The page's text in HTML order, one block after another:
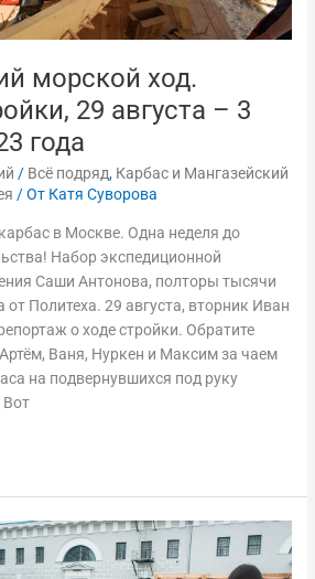
морской ход.
29 августа – 3
года
/ Всё подряд, Карбас и Мангазейский
/ От Катя Суворова
в Москве. Одна неделя до
Набор экспедиционной
Саши Антонова, полторы тысячи
от Политеха. 29 августа, вторник Иван
о ходе стройки. Обратите
Ваня, Нуркен и Максим за чаем
на подвернувшихся под руку
Вот